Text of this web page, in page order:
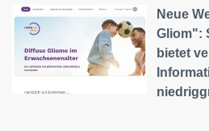
Neue
Gliom":
bietet